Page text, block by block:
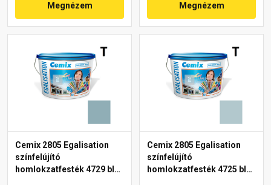
Megnézem Megnézem
Cemix 2805 Egalisation
színfelújító
homlokzatfesték 4729 blue
Cemix 2805 Egalisation
színfelújító
homlokzatfesték 4725 blue